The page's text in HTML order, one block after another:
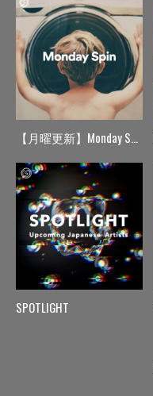
【月曜更新】Monday Spin
SPOTLIGHT